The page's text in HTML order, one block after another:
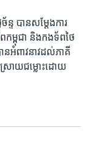
ទ​ បាន​សម្តែង​ការ​
ព​កម្ពុជា​ និង​កង​ទ័ព​ថៃ​
ន​អំពាវនាវ​ដល់​ភាគី​
រាយ​ជម្លោះ​ដោយ​